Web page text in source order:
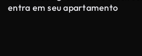
entra em seu apartamento